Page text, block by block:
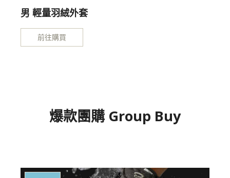
男 輕量羽絨外套
前往購買
爆款團購 Group Buy